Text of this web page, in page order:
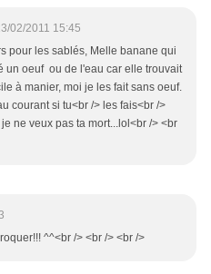
02/2011 15:45
pour les sablés, Melle banane qui
un oeuf ou de l'eau car elle trouvait
à manier, moi je les fait sans oeuf.
courant si tu<br /> les fais<br />
ne veux pas ta mort...lol<br /> <br
^^<br /> <br /> <br />